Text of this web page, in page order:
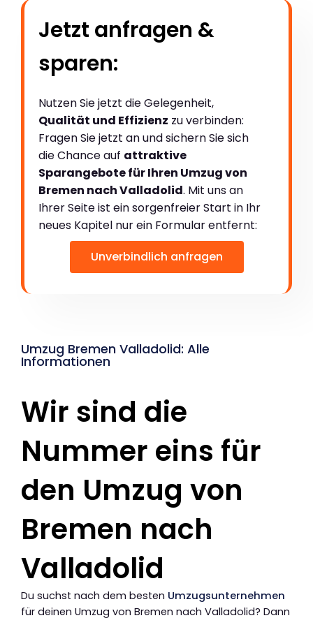
Jetzt anfragen &
sparen:
Nutzen Sie jetzt die Gelegenheit,
Qualität und Effizienz zu verbinden:
Fragen Sie jetzt an und sichern Sie sich
die Chance auf attraktive
Sparangebote für Ihren Umzug von
Bremen nach Valladolid. Mit uns an
Ihrer Seite ist ein sorgenfreier Start in Ihr
neues Kapitel nur ein Formular entfernt:
Unverbindlich anfragen
Umzug Bremen Valladolid: Alle
Informationen
Wir sind die
Nummer eins für
den Umzug von
Bremen nach
Valladolid
Du suchst nach dem besten Umzugsunternehmen
für deinen Umzug von Bremen nach Valladolid? Dann